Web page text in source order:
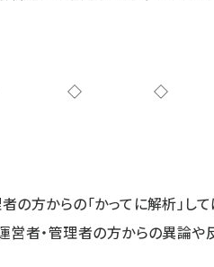
方からの「かってに解析」し
営者・管理者の方からの異論や